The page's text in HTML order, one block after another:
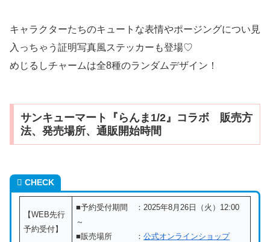
キャラクターたちのキュートな表情やポージングについ見
入っちゃう証明写真風ステッカーも登場♡
めじるしチャームは全8種のランダムデザイン！
サンキューマート『らんま1/2』コラボ 販売方
法、発売場所、通販開始時間
CHECK
【WEB先行
予約受付】
■予約受付期間 ：2025年8月26日（火）12:00
～
■販売場所 ：公式オンラインショップ